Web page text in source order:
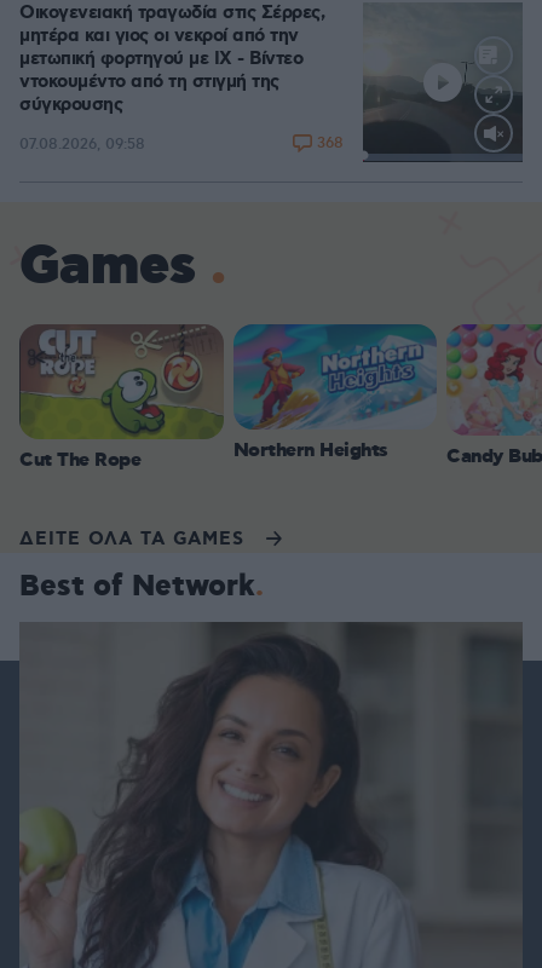
Loaded:
Οικογενειακή τραγωδία στις Σέρρες,
μητέρα και γιος οι νεκροί από την
μετωπική φορτηγού με ΙΧ - Βίντεο
ντοκουμέντο από τη στιγμή της
σύγκρουσης
07.08.2026, 09:58 368
Games
Cut The Rope Northern Heights Candy
ΔΕΙΤΕ ΟΛΑ ΤΑ GAMES
Best of Network